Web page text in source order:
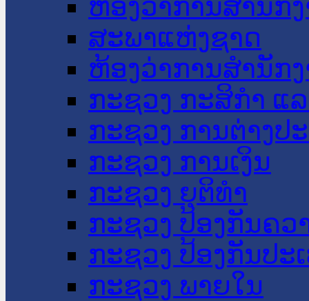
ຫ້ອງວ່າການສໍານັກ
ສະພາແຫ່ງຊາດ
ຫ້ອງວ່າການສຳນັກ
ກະຊວງ ກະສິກຳ ແ
ກະຊວງ ການຕ່າງປ
ກະຊວງ ການເງິນ
ກະຊວງ ຍຸຕິທໍາ
ກະຊວງ ປ້ອງກັນຄວ
ກະຊວງ ປ້ອງກັນປະ
ກະຊວງ ພາຍໃນ